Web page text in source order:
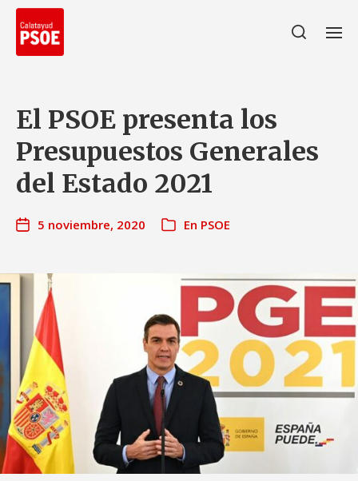
El PSOE presenta los
Presupuestos Generales
del Estado 2021
5 noviembre, 2020 En PSOE